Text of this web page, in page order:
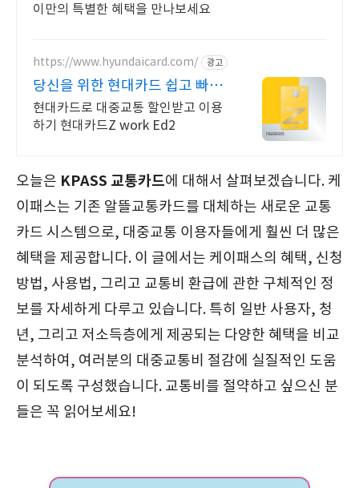
이만의 특별한 혜택을 만나보세요
https://www.hyundaicard.com/ 광고
당신을 위한 현대카드 쉽고 빠른
카드 신청
현대카드로 대중교통 할인받고 이용
하기 현대카드Z work Ed2
오늘은 KPASS 교통카드에 대해서 살펴보겠습니다. 케
이패스는 기존 알뜰교통카드를 대체하는 새로운 교통
카드 시스템으로, 대중교통 이용자들에게 훨씬 더 많은
혜택을 제공합니다. 이 글에서는 케이패스의 혜택, 신청
방법, 사용법, 그리고 교통비 환급에 관한 구체적인 정
보를 자세하게 다루고 있습니다. 특히 일반 사용자, 청
년, 그리고 저소득층에게 제공되는 다양한 혜택을 비교
분석하여, 여러분의 대중교통비 절감에 실질적인 도움
이 되도록 구성했습니다. 교통비를 절약하고 싶으신 분
들은 꼭 읽어보세요!